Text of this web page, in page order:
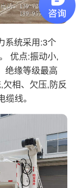
系统采用:3个
优点:振动小,
绝缘等级最高
相、欠压,防反
线。